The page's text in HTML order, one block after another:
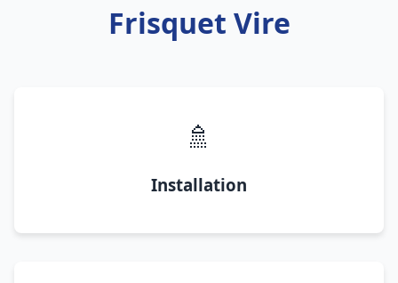
Frisquet Vire
🚿
Installation